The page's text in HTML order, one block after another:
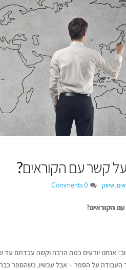
קשר עם הקוראים?
,שיווק 0 Comments
הקוראים?
אנחנו יודעים כמה הרבה וקשה עבדתם
העבודה על הספר – אבל עכשיו, כשהספר
איך לשמור על קול אותנטי